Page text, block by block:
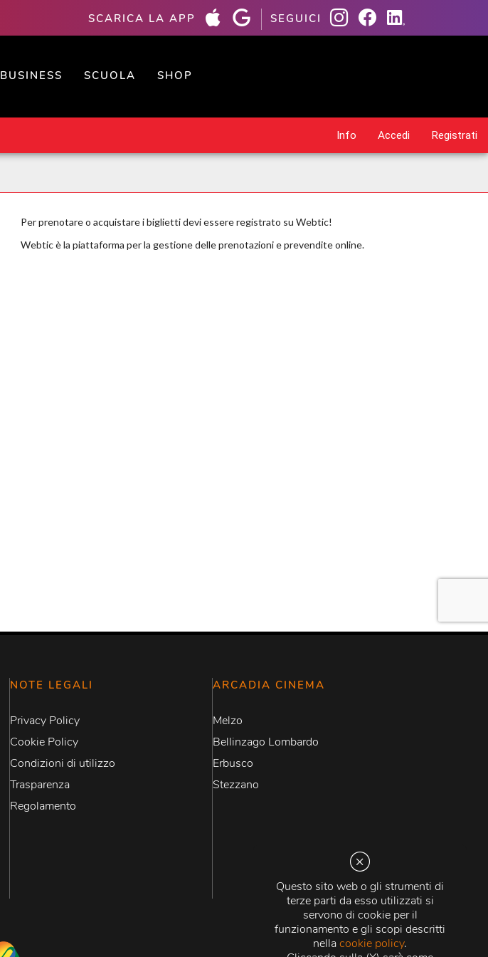
Questo sito web o gli strumenti di
terze parti da esso utilizzati si
servono di cookie per il
funzionamento e gli scopi descritti
nellacookie policy.
SCARICA LA APP SEGUICI
BUSINESS SCUOLA SHOP
NOTE LEGALI
Privacy Policy
Cookie Policy
Condizioni di utilizzo
Trasparenza
Regolamento
ARCADIA CINEMA
Melzo
Bellinzago Lombardo
Erbusco
Stezzano